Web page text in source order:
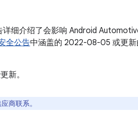
细介绍了会影响 Android
全公告中涵盖的 2022-08-05 或更
新。
商联系。